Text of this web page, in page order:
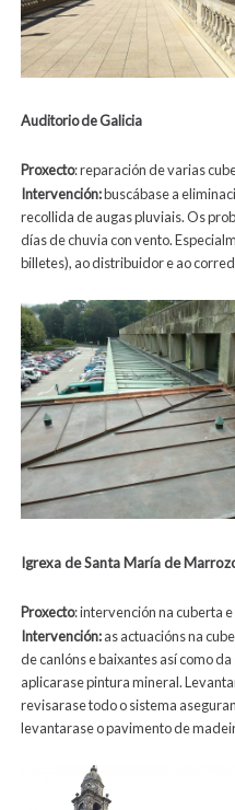
Auditorio de Galicia
Proxecto: reparación de varias
Intervención:buscábase a
recollida de augas pluviais. Os
días de chuvia con vento.
billetes), ao distribuidor e ao
Igrexa de Santa María de
Proxecto: intervención na cuberta
Intervención:as actuacións na
de canlóns e baixantes así como
aplicarase pintura mineral.
revisarase todo o sistema
levantarase o pavimento de